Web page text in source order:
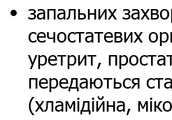
запальних
сечостатевих
уретрит,
передаються
(хламідійна,